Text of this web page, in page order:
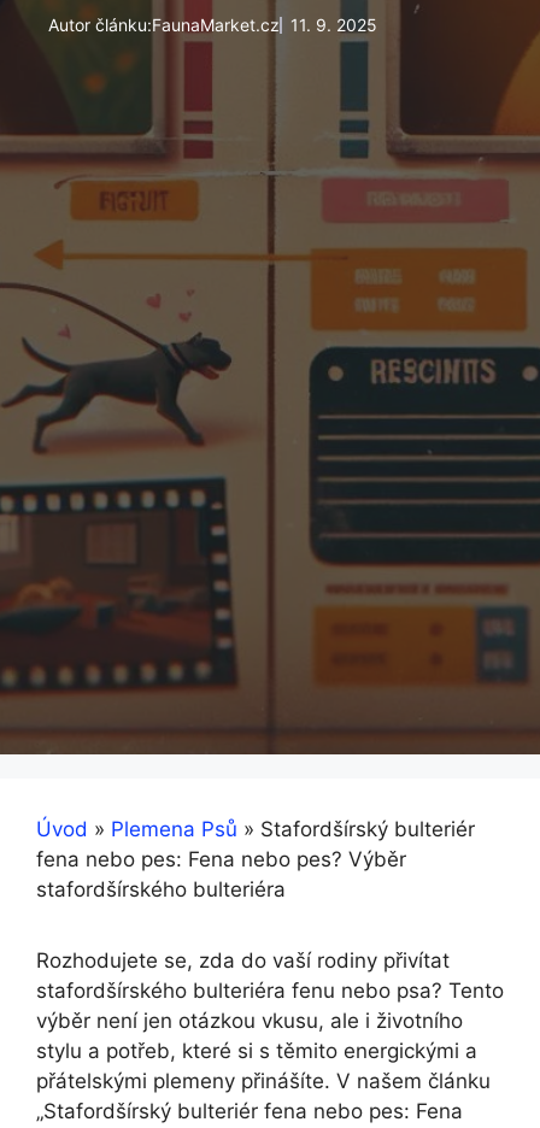
Autor článku:FaunaMarket.cz 11. 9. 2025
Úvod » Plemena Psů » Stafordšírský bulteriér
fena nebo pes: Fena nebo pes? Výběr
stafordšírského bulteriéra
Rozhodujete se, zda do vaší rodiny přivítat
stafordšírského bulteriéra fenu nebo psa? Tento
výběr není jen otázkou vkusu, ale i životního
stylu a potřeb, které si s těmito energickými a
přátelskými plemeny přinášíte. V našem článku
„Stafordšírský bulteriér fena nebo pes: Fena